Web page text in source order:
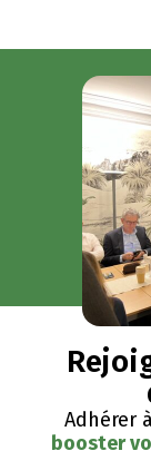
Adhérer
booster